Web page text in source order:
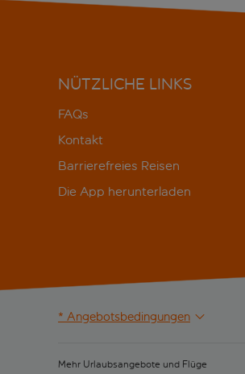
NÜTZLICHE LINKS
FAQs
Kontakt
Barrierefreies Reisen
Die App herunterladen
* Angebotsbedingungen
Mehr Urlaubsangebote und Flüge